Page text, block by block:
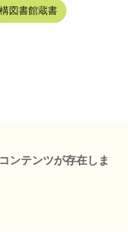
図書館蔵書
ンテンツが存在しま